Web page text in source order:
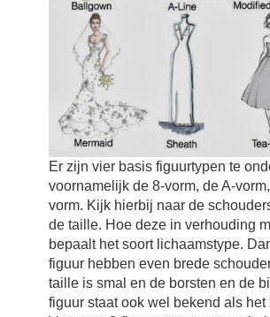
Er zijn vier basis figuurtypen te
voornamelijk de 8-vorm, de A-
vorm. Kijk hierbij naar de
de taille. Hoe deze in verhouding
bepaalt het soort lichaamstype.
figuur hebben even brede
taille is smal en de borsten en de
figuur staat ook wel bekend als het